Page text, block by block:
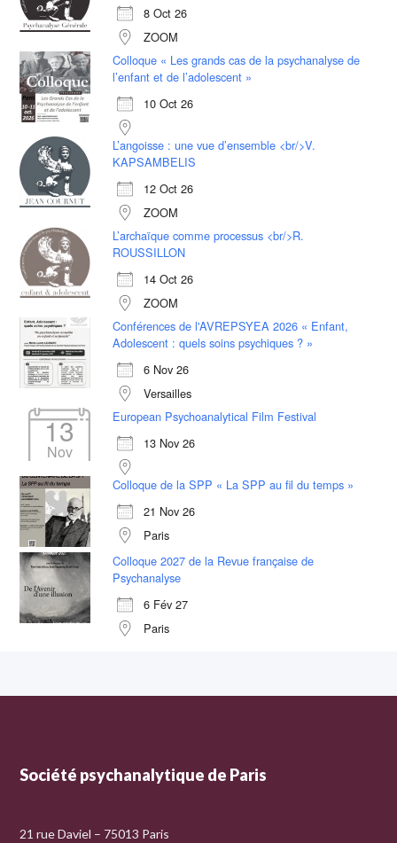
8 Oct 26
ZOOM
Colloque « Les grands cas de la psychanalyse de
l’enfant et de l’adolescent »
10 Oct 26
L’angoisse : une vue d’ensemble <br/>V.
KAPSAMBELIS
12 Oct 26
ZOOM
L’archaïque comme processus <br/>R.
ROUSSILLON
14 Oct 26
ZOOM
Conférences de l'AVREPSYEA 2026 « Enfant,
Adolescent : quels soins psychiques ? »
6 Nov 26
Versailles
13
Nov
European Psychoanalytical Film Festival
13 Nov 26
Colloque de la SPP « La SPP au fil du temps »
21 Nov 26
Paris
Colloque 2027 de la Revue française de
Psychanalyse
6 Fév 27
Paris
Société psychanalytique de Paris
21 rue Daviel – 75013 Paris